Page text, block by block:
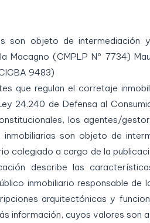
son objeto de intermediación
(CMPLP Nº 7734)
9483)
que regulan el corretaje
24.240 de Defensa al
los agentes/
inmobiliarias son objeto de
colegiado a cargo de la
describe las
inmobiliario responsable de
arquitectónicas y
información, cuyos valores son